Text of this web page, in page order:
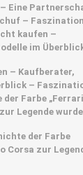
Eine
–
kaufen –
im
– Kaufberater,
–
der Farbe „Ferrari
Legende wurde
der Farbe
Corsa zur